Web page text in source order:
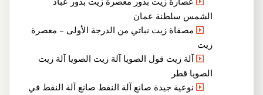
الشمس سلطنة عمان
مصفاة زيت نباتي من الدرجة الأولى – معصرة
زيت
آلة زيت فول الصويا آلة زيت الصويا آلة زيت
الصويا قطر
نوعية جيدة صانع آلة النفط صانع آلة النفط في